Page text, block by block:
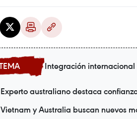
Integración internacional
Experto australiano destaca
Vietnam y Australia buscan nuevos